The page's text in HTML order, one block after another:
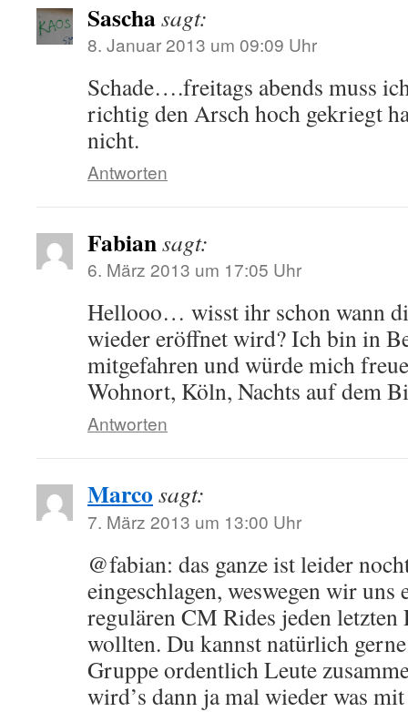
Saschasagt:
8. Januar 2013 um 09:09 Uhr
Schade….freitags abends muss
richtig den Arsch hoch gekriegt
nicht.
Antworten
Fabiansagt:
6. März 2013 um 17:05 Uhr
Hellooo… wisst ihr schon wann
wieder eröffnet wird? Ich bin in
mitgefahren und würde mich
Wohnort, Köln, Nachts auf dem
Antworten
Marco sagt:
7. März 2013 um 13:00 Uhr
@fabian: das ganze ist leider
eingeschlagen, weswegen wir uns
regulären CM Rides jeden
wollten. Du kannst natürlich
Gruppe ordentlich Leute
wird’s dann ja mal wieder was